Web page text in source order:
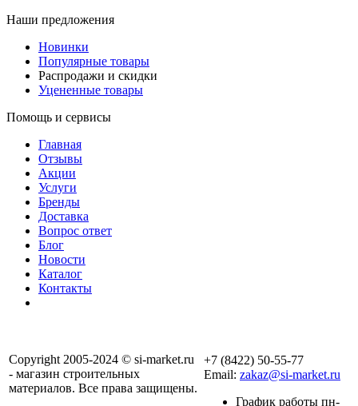
Наши предложения
Новинки
Популярные товары
Распродажи и скидки
Уцененные товары
Помощь и сервисы
Главная
Отзывы
Акции
Услуги
Бренды
Доставка
Вопрос ответ
Блог
Новости
Каталог
Контакты
Copyright 2005-2024 © si-market.ru
- магазин строительных
материалов. Все права защищены.
+7 (8422) 50-55-77
Email: zakaz@si-market.ru
График работы пн-